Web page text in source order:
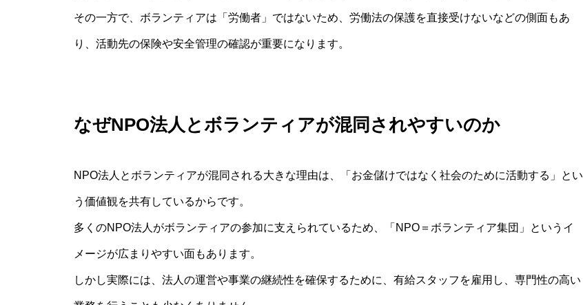
その一方で、ボランティアは「労働者」ではないため、労働法の保護を直接受けないなどの側面もあ
り、活動先の保険や安全管理の確認が重要になります。
なぜNPO法人とボランティアが混同されやすいのか
NPO法人とボランティアが混同される大きな理由は、「お金儲けではなく社会のために活動する」とい
う価値観を共有しているからです。
多くのNPO法人がボランティアの参加に支えられているため、「NPO＝ボランティア集団」というイ
メージが広まりやすい面もあります。
しかし実際には、法人の運営や事業の継続性を確保するために、有給スタッフを雇用し、専門性の高い